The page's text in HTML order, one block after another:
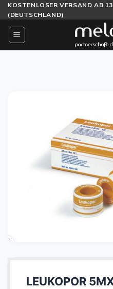
Zum
Inhalt
springen
KOSTENLOSER VERSAND AB
(DEUTSCHLAND)
LEUKOPOR